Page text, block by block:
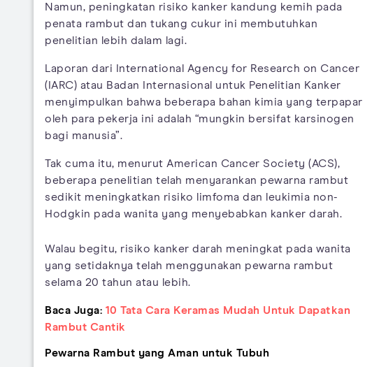
Namun, peningkatan risiko kanker kandung kemih pada
penata rambut dan tukang cukur ini membutuhkan
penelitian lebih dalam lagi.
Laporan dari International Agency for Research on Cancer
(IARC) atau Badan Internasional untuk Penelitian Kanker
menyimpulkan bahwa beberapa bahan kimia yang terpapar
oleh para pekerja ini adalah “mungkin bersifat karsinogen
bagi manusia”.
Tak cuma itu, menurut American Cancer Society (ACS),
beberapa penelitian telah menyarankan pewarna rambut
sedikit meningkatkan risiko limfoma dan leukimia non-
Hodgkin pada wanita yang menyebabkan kanker darah.
Walau begitu, risiko kanker darah meningkat pada wanita
yang setidaknya telah menggunakan pewarna rambut
selama 20 tahun atau lebih.
Baca Juga: 10 Tata Cara Keramas Mudah Untuk Dapatkan
Rambut Cantik
Pewarna Rambut yang Aman untuk Tubuh